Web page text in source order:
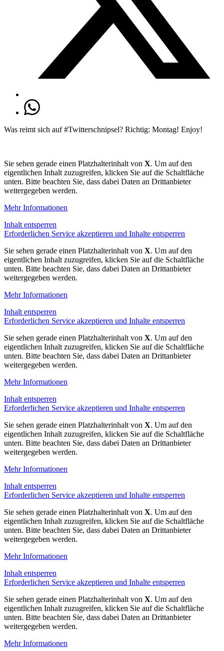
Was reimt sich auf #Twitterschnipsel? Richtig: Montag! Enjoy!
Sie sehen gerade einen Platzhalterinhalt von X. Um auf den
eigentlichen Inhalt zuzugreifen, klicken Sie auf die Schaltfläche
unten. Bitte beachten Sie, dass dabei Daten an Drittanbieter
weitergegeben werden.
Mehr Informationen
Inhalt entsperren
Erforderlichen Service akzeptieren und Inhalte entsperren
Sie sehen gerade einen Platzhalterinhalt von X. Um auf den
eigentlichen Inhalt zuzugreifen, klicken Sie auf die Schaltfläche
unten. Bitte beachten Sie, dass dabei Daten an Drittanbieter
weitergegeben werden.
Mehr Informationen
Inhalt entsperren
Erforderlichen Service akzeptieren und Inhalte entsperren
Sie sehen gerade einen Platzhalterinhalt von X. Um auf den
eigentlichen Inhalt zuzugreifen, klicken Sie auf die Schaltfläche
unten. Bitte beachten Sie, dass dabei Daten an Drittanbieter
weitergegeben werden.
Mehr Informationen
Inhalt entsperren
Erforderlichen Service akzeptieren und Inhalte entsperren
Sie sehen gerade einen Platzhalterinhalt von X. Um auf den
eigentlichen Inhalt zuzugreifen, klicken Sie auf die Schaltfläche
unten. Bitte beachten Sie, dass dabei Daten an Drittanbieter
weitergegeben werden.
Mehr Informationen
Inhalt entsperren
Erforderlichen Service akzeptieren und Inhalte entsperren
Sie sehen gerade einen Platzhalterinhalt von X. Um auf den
eigentlichen Inhalt zuzugreifen, klicken Sie auf die Schaltfläche
unten. Bitte beachten Sie, dass dabei Daten an Drittanbieter
weitergegeben werden.
Mehr Informationen
Inhalt entsperren
Erforderlichen Service akzeptieren und Inhalte entsperren
Sie sehen gerade einen Platzhalterinhalt von X. Um auf den
eigentlichen Inhalt zuzugreifen, klicken Sie auf die Schaltfläche
unten. Bitte beachten Sie, dass dabei Daten an Drittanbieter
weitergegeben werden.
Mehr Informationen